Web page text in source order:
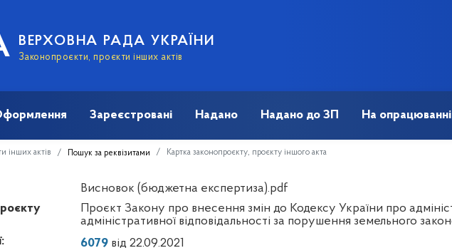
ВЕРХОВНА РАДА УКРАЇНИ
Законопроєкти, проєкти інших актів
Зареєстровані Надано Надано до ЗП На опрацюванні
інших актів Пошук за реквізитами Картка законопроєкту, проєкту іншого акта
Висновок (бюджетна експертиза).pdf
Проєкт Закону про внесення змін до Кодексу України про
адміністративної відповідальності за порушення земельного
6079від 22.09.2021